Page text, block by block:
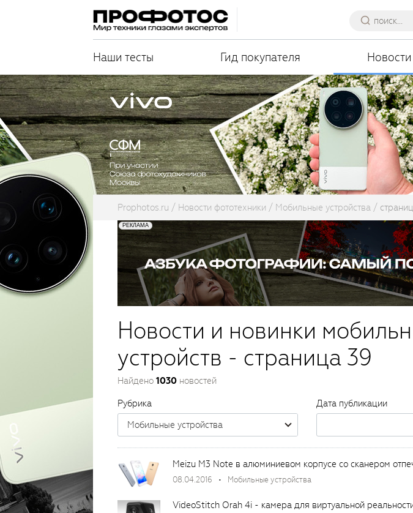
Наши тесты Гид покупателя Новости
Prophotos.ru Новости фототехники Мобильные устройства
Новости и новинки
устройств - страница 39
Найдено 1030 новостей
Рубрика
Мобильные устройства
Дата публикации
08.04.2016 Мобильные устройства
VideoStitch Orah 4i - камера для виртуальной